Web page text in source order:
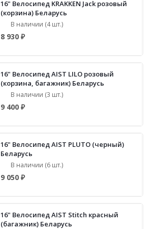
16" Велосипед KRAKKEN Jack розовый
(корзина) Беларусь
В наличии (4 шт.)
8 930 ₽
16" Велосипед AIST LILO розовый
(корзина, багажник) Беларусь
В наличии (3 шт.)
9 400 ₽
16" Велосипед AIST PLUTO (черный)
Беларусь
В наличии (6 шт.)
9 050 ₽
16" Велосипед AIST Stitch красный
(багажник) Беларусь